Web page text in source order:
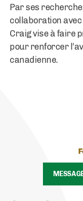
Par ses
collaboration
Craig vise à faire
pour renforcer
canadienne.